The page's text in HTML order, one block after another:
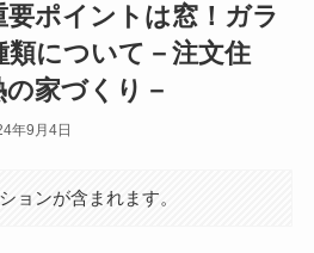
要ポイントは窓！ガラ
類について－注文住
家づくり－
年9月4日
ョンが含まれます。